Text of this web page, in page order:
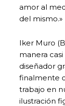
amor al
del mismo.»
Iker Muro
manera
diseñador
finalmente
trabajo en
ilustración